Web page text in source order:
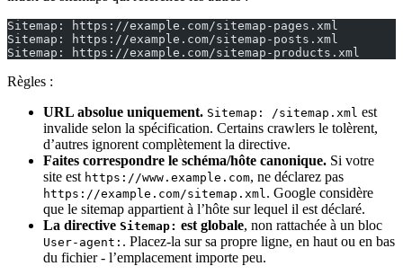
Sitemap: https://example.com/sitemap-pages.xml
Sitemap: https://example.com/sitemap-posts.xml
Sitemap: https://example.com/sitemap-products.xml
Règles :
URL absolue uniquement. Sitemap: /sitemap.xml est
invalide selon la spécification. Certains crawlers le tolèrent,
d’autres ignorent complètement la directive.
Faites correspondre le schéma/hôte canonique. Si votre
site est https://www.example.com, ne déclarez pas
https://example.com/sitemap.xml. Google considère
que le sitemap appartient à l’hôte sur lequel il est déclaré.
La directive Sitemap: est globale, non rattachée à un bloc
User-agent: . Placez-la sur sa propre ligne, en haut ou en bas
du fichier - l’emplacement importe peu.